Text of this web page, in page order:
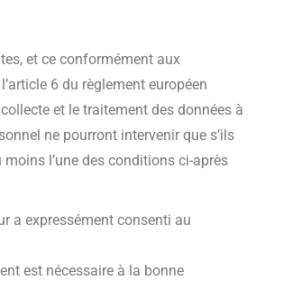
et ce conformément aux
6 du règlement européen
et le traitement des données à
ne pourront intervenir que s’ils
moins l’une des conditions ci-après
a expressément consenti au
est nécessaire à la bonne